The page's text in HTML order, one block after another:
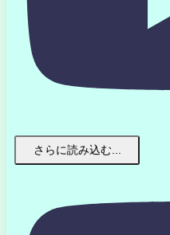
さらに読み込む...